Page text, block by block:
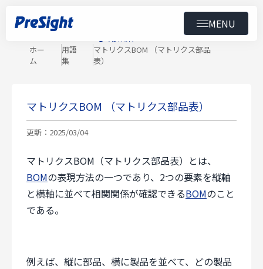
MENU
導入事例
ニュース
セミナー
ダウンロード
スペシャルコンテンツ用語集採用情報
Glossary
ホー
ム
用語
集
マトリクスBOM （マトリクス部品
表）
マトリクスBOM （マトリクス部品表）
更新：2025/03/04
マトリクスBOM（マトリクス部品表）とは、
BOMの表現方法の一つであり、2つの要素を縦軸
と横軸に並べて相関関係が確認できるBOMのこと
である。
例えば、縦に部品、横に製品を並べて、どの製品